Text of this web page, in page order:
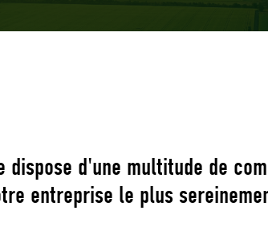
dispose d'une multitude de
entreprise le plus